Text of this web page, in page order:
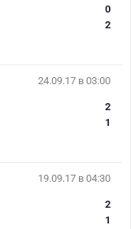
0
2
24.09.17 в 03:00
2
1
19.09.17 в 04:30
2
1